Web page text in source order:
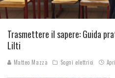
Trasmettere il sapere: Guida
Lilti
Matteo Mazza Sogni elettrici